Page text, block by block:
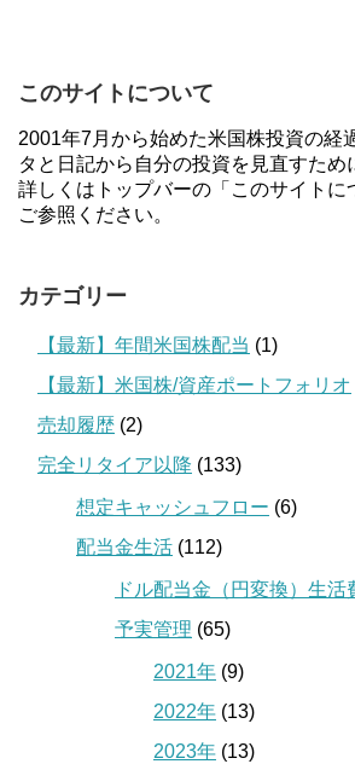
このサイトについて
2001年7月から始めた米国株投資の経
タと日記から自分の投資を見直すため
詳しくはトップバーの「このサイトに
ご参照ください。
カテゴリー
【最新】年間米国株配当 (1)
【最新】米国株/資産ポートフォリオ
売却履歴 (2)
完全リタイア以降 (133)
想定キャッシュフロー (6)
配当金生活 (112)
ドル配当金（円変換）生活
予実管理 (65)
2021年 (9)
2022年 (13)
2023年 (13)